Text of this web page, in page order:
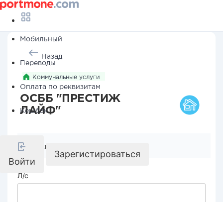
Мобильный
Переводы
Оплата по реквизитам
Кешбэк
Войти
Зарегистироваться
Назад
Коммунальные услуги
ОСББ "ПРЕСТИЖ
ЛАЙФ"
Реквизиты компании
Л/с